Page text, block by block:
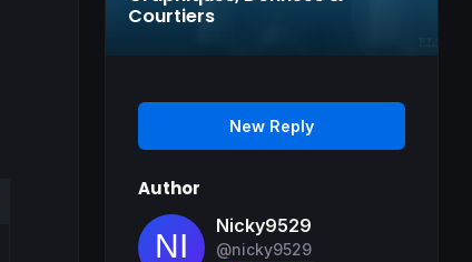
Courtiers
New Reply
Author
Nicky9529
@nicky9529